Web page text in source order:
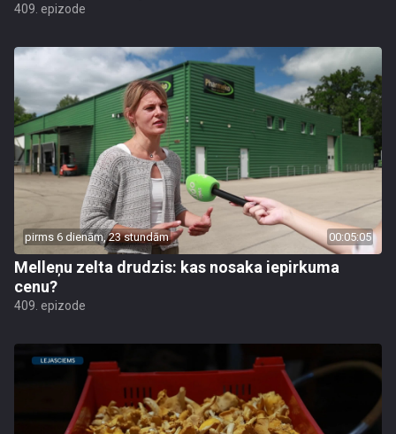
409. epizode
pirms 6 dienām, 23 stundām 00:05:05
Melleņu zelta drudzis: kas nosaka iepirkuma
cenu?
409. epizode